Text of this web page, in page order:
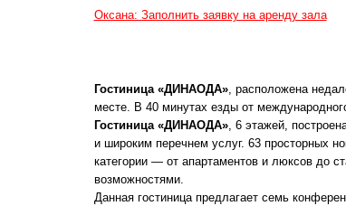
Оксана: Заполнить заявку на аренду зала
Гостиница «ДИНАОДА», расположена
месте. В 40 минутах езды от
Гостиница «ДИНАОДА», 6 этажей,
и широким перечнем услуг. 63 просторных
категории — от апартаментов и люксов до
возможностями.
Данная гостиница предлагает семь